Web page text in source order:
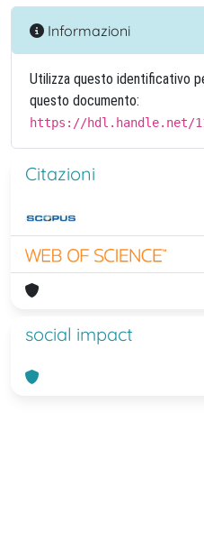
Informazioni
Utilizza questo identificativo
questo documento:
https://hdl.handle.net/
Citazioni
social impact